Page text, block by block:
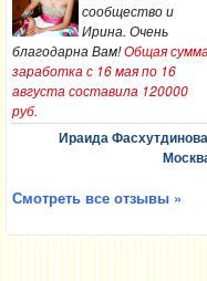
сообщество и
Ирина. Очень
благодарна Вам!Общая сумма
заработка с 16 мая по 16
августа составила 120000
руб.
Ираида
Смотреть все отзывы »